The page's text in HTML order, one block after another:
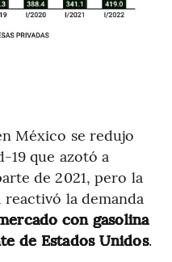
México se redujo
19 que azotó a
de 2021, pero la
la demanda
con gasolina
de Estados Unidos.